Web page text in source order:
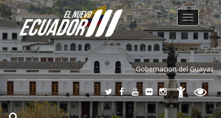
Gobernacion del Guayas
Toggle
navigation